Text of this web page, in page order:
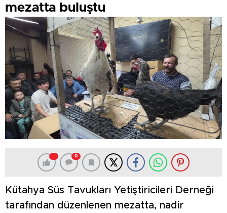
mezatta buluştu
0
Kütahya Süs Tavukları Yetiştiricileri Derneği
tarafından düzenlenen mezatta, nadir